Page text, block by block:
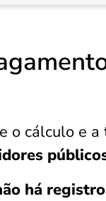
cálculo e
há